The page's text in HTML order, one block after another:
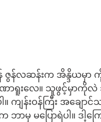
ဇွန်လဆန်းက အိန္ဒိယမှာ
ာရူးလေ။ သူဖွင့်မှာကိုလဲ
ကျန်းဝန်ကြီး အချေ
ာမှ မပြောရဲပါ။ ဒါ့က